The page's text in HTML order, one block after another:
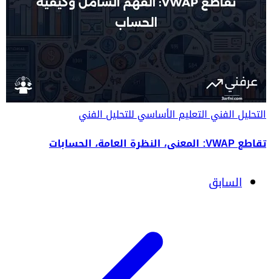
التحليل الفنيالتعليم الأساسي للتحليل الفني
تقاطع VWAP: المعنى، النظرة العامة، الحسابات
السابق